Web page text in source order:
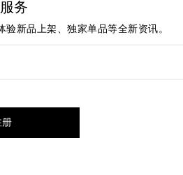
务
验新品上架、独家单品等全新资讯。
册